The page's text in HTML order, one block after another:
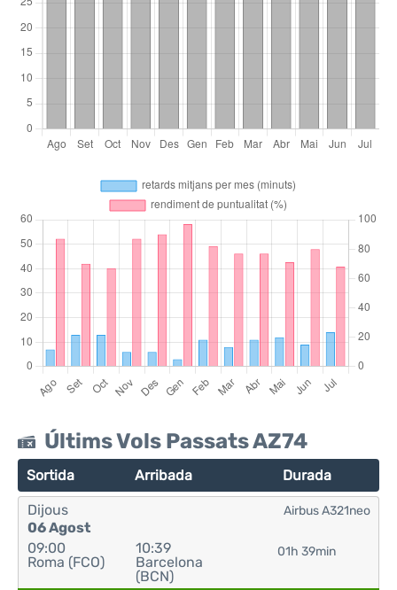
Últims Vols Passats AZ74
Sortida Arribada Durada
Dijous
06 Agost
09:00
Roma (FCO)
10:39
Barcelona
(BCN)
01h 39min
Airbus A321neo